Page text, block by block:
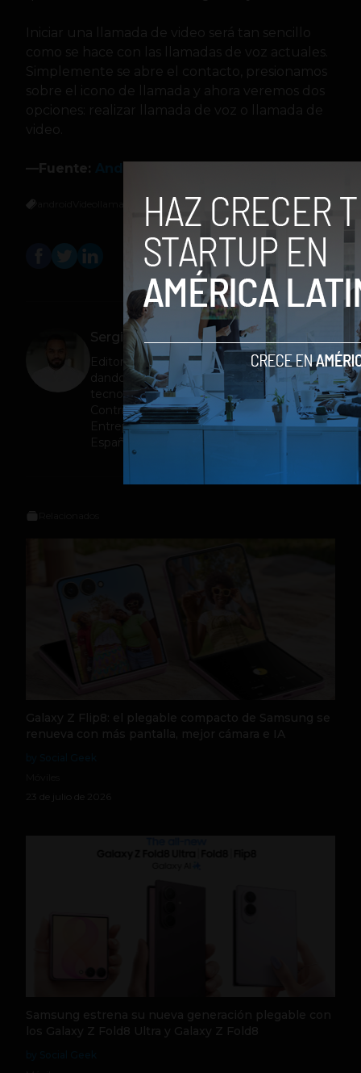
Iniciar una llamada de video será tan sencillo
como se hace con las llamadas de voz actuales.
Simplemente se abre el contacto, presionamos
sobre el icono de llamada y ahora veremos dos
opciones: realizar llamada de voz o llamada de
video.
—Fuente:
Whatsapp
Sergio Ramos
Editor en Social Geek
. Más de 10 años
dando cubrimiento a la industria
tecnológica y el ecosistema de startups.
Contribuidor en Fast Company México,
Entrepreneur Magazine y Forbes en
Español.
Galaxy Z Flip8: el plegable compacto de Samsung se
renueva con más pantalla, mejor cámara e IA
23 de julio de 2026
Samsung estrena su nueva generación plegable con
los Galaxy Z Fold8 Ultra y Galaxy Z Fold8